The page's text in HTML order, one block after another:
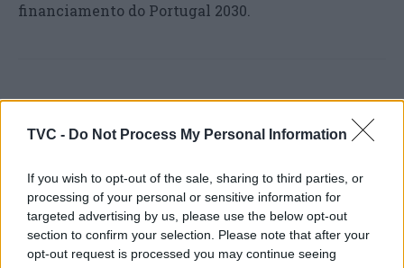
TVC - Do Not Process My Personal Information
If you wish to opt-out of the sale, sharing to third parties, or
processing of your personal or sensitive information for
targeted advertising by us, please use the below opt-out
section to confirm your selection. Please note that after your
opt-out request is processed you may continue seeing
financiamento do Portugal 2030.
Artigo anterior
Fim de semana celebrou o
25 de Abril na rua em todo
Próximo artigo
Câmara de Águeda fecha
2025 com contas positivas